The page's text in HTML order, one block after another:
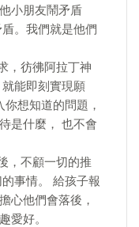
小朋友鬧矛盾
。我們就是他們
，彷彿阿拉丁神
能即刻實現願
想知道的問題，
是什麼， 也不會
，不顧一切的推
事情。 給孩子報
心他們會落後，
愛好。